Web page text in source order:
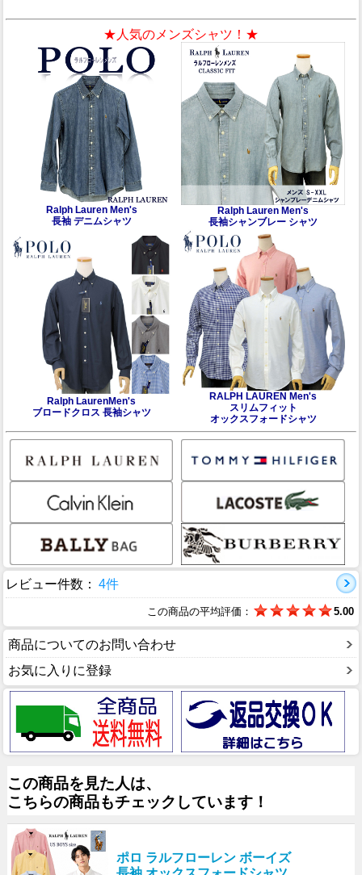
★人気のメンズシャツ！★
Ralph Lauren Men's
長袖 デニムシャツ
Ralph Lauren Men's
長袖シャンブレー シャツ
Ralph LaurenMen's
ブロードクロス 長袖シャツ
RALPH LAUREN Men's
スリムフィット
オックスフォードシャツ
レビュー件数： 4件
この商品の平均評価： 5.00
商品についてのお問い合わせ
お気に入りに登録
この商品を見た人は、
こちらの商品もチェックしています！
ポロ ラルフローレン ボーイズ